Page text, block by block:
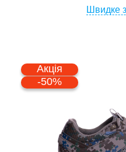
Швидке
Акція
-50%